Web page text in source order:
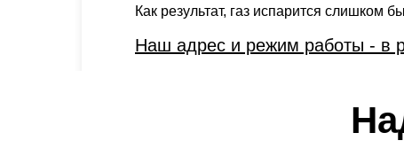
Как результат, газ испарится слишком
Наш адрес и режим работы - в